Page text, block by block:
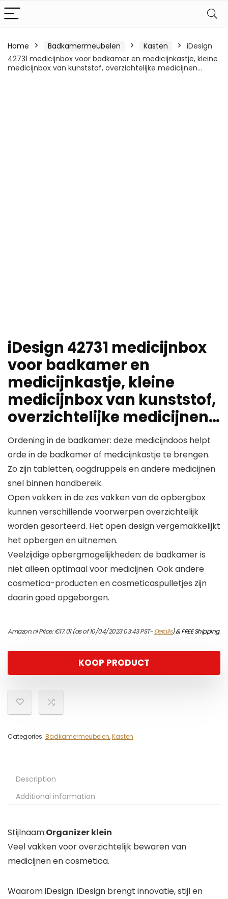
Home Badkamermeubelen Kasten
iDesign
42731 medicijnbox voor badkamer en medicijnkastje, kleine
medicijnbox van kunststof, overzichtelijke medicijnen…
iDesign 42731 medicijnbox
voor badkamer en
medicijnkastje, kleine
medicijnbox van kunststof,
overzichtelijke medicijnen…
Ordening in de badkamer: deze medicijndoos helpt
orde in de badkamer of medicijnkastje te brengen.
Zo zijn tabletten, oogdruppels en andere medicijnen
snel binnen handbereik.
Open vakken: in de zes vakken van de opbergbox
kunnen verschillende voorwerpen overzichtelijk
worden gesorteerd. Het open design vergemakkelijkt
het opbergen en uitnemen.
Veelzijdige opbergmogelijkheden: de badkamer is
niet alleen optimaal voor medicijnen. Ook andere
cosmetica-producten en cosmeticaspulletjes zijn
daarin goed opgeborgen.
Amazon.nl Price:€17.01(as of 10/04/2023 03:43 PST-Details)&FREE Shipping.
KOOP PRODUCT
Categories: Badkamermeubelen,Kasten
Description
Additional information
Stijlnaam:Organizer klein
Veel vakken voor overzichtelijk bewaren van
medicijnen en cosmetica.
Waarom iDesign. iDesign brengt innovatie, stijl en